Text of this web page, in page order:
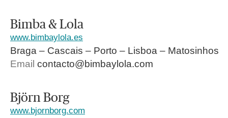
Bimba & Lola
www.bimbaylola.es
Braga – Cascais – Porto – Lisboa – Matosinhos
Email contacto@bimbaylola.com
Björn Borg
www.bjornborg.com